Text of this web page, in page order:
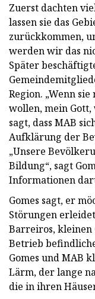
Zuerst dachten
lassen sie das
zurückkommen,
werden wir das
Später
Region. „Wenn
wollen, mein
sagt, dass MAB
Aufklärung der
„Unsere
Bildung“, sagt
Informationen
Gomes sagt, er
Störungen
Barreiros, kleinen
Betrieb
Gomes und MAB
Lärm, der lange
die in ihren